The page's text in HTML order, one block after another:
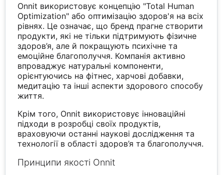
Onnit використовує концепцію "Total Human
Optimization" або оптимізацію здоров'я на всіх
рівнях. Це означає, що бренд прагне створити
продукти, які не тільки підтримують фізичне
здоров’я, але й покращують психічне та
емоційне благополуччя. Компанія активно
впроваджує натуральні компоненти,
орієнтуючись на фітнес, харчові добавки,
медитацію та інші аспекти здорового способу
життя.
Крім того, Onnit використовує інноваційні
підходи в розробці своїх продуктів,
враховуючи останні наукові дослідження та
технології в області здоров’я та благополуччя.
Принципи якості Onnit